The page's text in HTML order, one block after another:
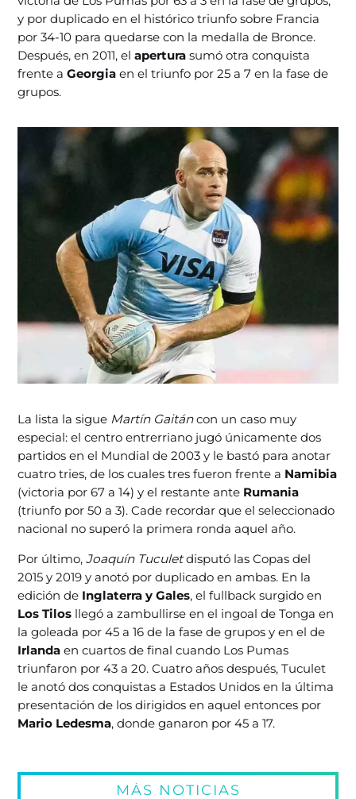
y por duplicado en el histórico triunfo sobre Francia
por 34-10 para quedarse con la medalla de Bronce.
Después, en 2011, elaperturasumó otra conquista
frente aGeorgia en el triunfo por 25 a 7 en la fase de
grupos.
La lista la sigue Martín Gaitáncon un caso muy
especial: el centro entrerriano jugó únicamente dos
partidos en el Mundial de 2003 y le bastó para anotar
cuatro tries, de los cuales tres fueron frente a Namibia
(victoria por 67 a 14) y el restante ante Rumania
(triunfo por 50 a 3). Cade recordar que el seleccionado
nacional no superó la primera ronda aquel año.
Por último,Joaquín Tuculetdisputó las Copas del
2015 y 2019 y anotó por duplicado en ambas. En la
edición de Inglaterra y Gales, el fullback surgido en
Los Tilos llegó a zambullirse en el ingoal de Tonga en
la goleada por 45 a 16 de la fase de grupos y en el de
Irlanda en cuartos de final cuando Los Pumas
triunfaron por 43 a 20. Cuatro años después, Tuculet
le anotó dos conquistas a Estados Unidos en la última
presentación de los dirigidos en aquel entonces por
Mario Ledesma, donde ganaron por 45 a 17.
MÁS NOTICIAS